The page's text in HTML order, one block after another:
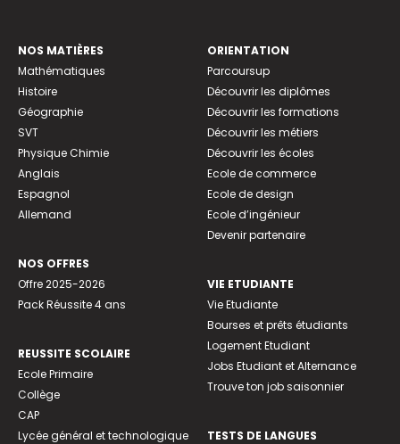
NOS MATIÈRES
Mathématiques
Histoire
Géographie
SVT
Physique Chimie
Anglais
Espagnol
Allemand
NOS OFFRES
Offre 2025-2026
Pack Réussite 4 ans
REUSSITE SCOLAIRE
Ecole Primaire
Collège
CAP
Lycée général et technologique
ORIENTATION
Parcoursup
Découvrir les diplômes
Découvrir les formations
Découvrir les métiers
Découvrir les écoles
Ecole de commerce
Ecole de design
Ecole d’ingénieur
Devenir partenaire
VIE ETUDIANTE
Vie Etudiante
Bourses et prêts étudiants
Logement Etudiant
Jobs Etudiant et Alternance
Trouve ton job saisonnier
TESTS DE LANGUES